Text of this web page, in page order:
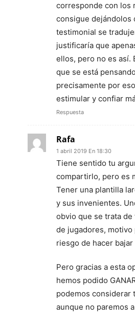
corresponde con los
consigue dejándolos
testimonial se
justificaría que
ellos, pero no es así.
que se está
precisamente por
estimular y confiar
Respuesta
Rafa
1 abril 2019 En 18:30
Tiene sentido tu
compartirlo, pero es
Tener una plantilla
y sus invenientes.
obvio que se trata
de jugadores,
riesgo de hacer bajar
Pero gracias a esta
hemos podido
podemos considerar
aunque no paremos